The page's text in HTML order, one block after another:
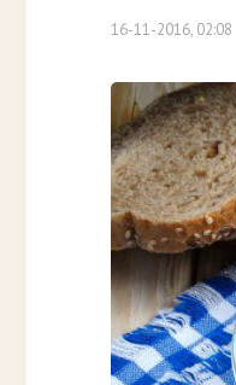
16-11-2016, 02:08